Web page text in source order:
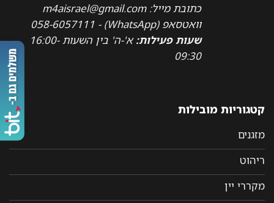
כתובת מייל: m4aisrael@gmail.com
וואטסאפ (WhatsApp) - 058-6057111
שעות פעילות:
א'-ה' בין השעות 16:00-
09:30
קטגוריות מובילות
מזגנים
ריהוט
מקררי יין